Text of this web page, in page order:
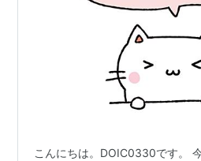
こんにちは。DOIC0330です。